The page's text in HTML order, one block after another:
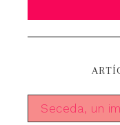
Seceda, un